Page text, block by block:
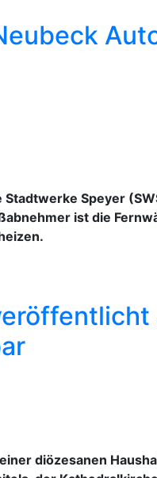
Speyer
ist die
diözesanen